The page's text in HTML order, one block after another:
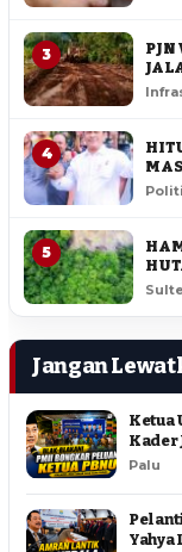
3
PJN
4
5
Jangan
Ketua
Kader
Palu
Yahya